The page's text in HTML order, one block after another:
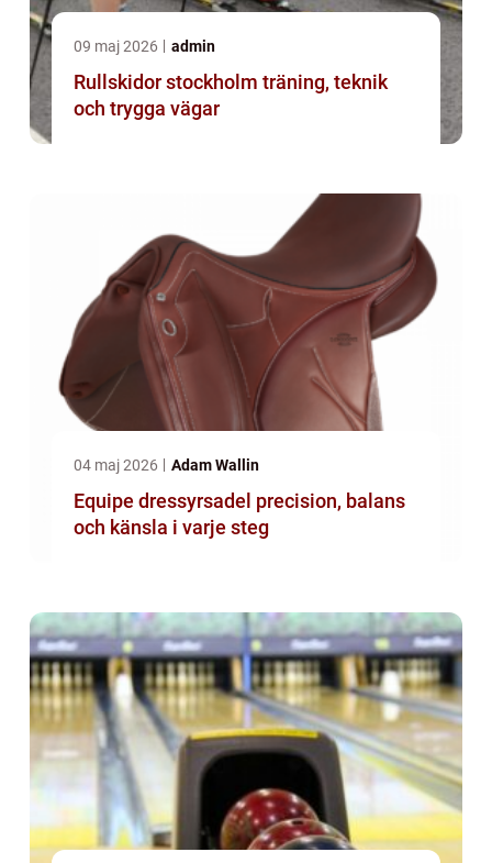
09 maj 2026 admin
Rullskidor stockholm träning, teknik
och trygga vägar
04 maj 2026 Adam Wallin
Equipe dressyrsadel precision, balans
och känsla i varje steg